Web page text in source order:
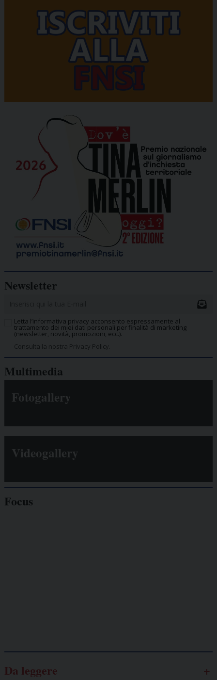
Newsletter
Letta l’informativa privacy acconsento espressamente al
trattamento dei miei dati personali per finalità di marketing
(newsletter, novità, promozioni, ecc.).
Consulta la nostra Privacy Policy.
Multimedia
Fotogallery
Videogallery
Focus
Da leggere